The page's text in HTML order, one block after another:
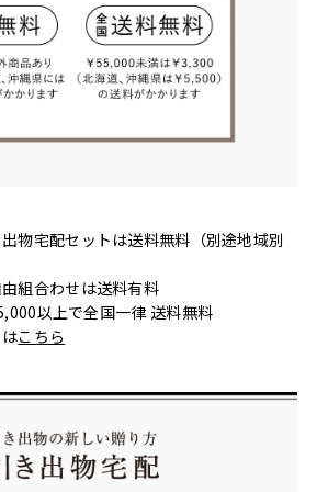
出物宅配セットは送料無料（別途地域別
組合わせは送料有料
以上で全国一律 送料無料
こちら